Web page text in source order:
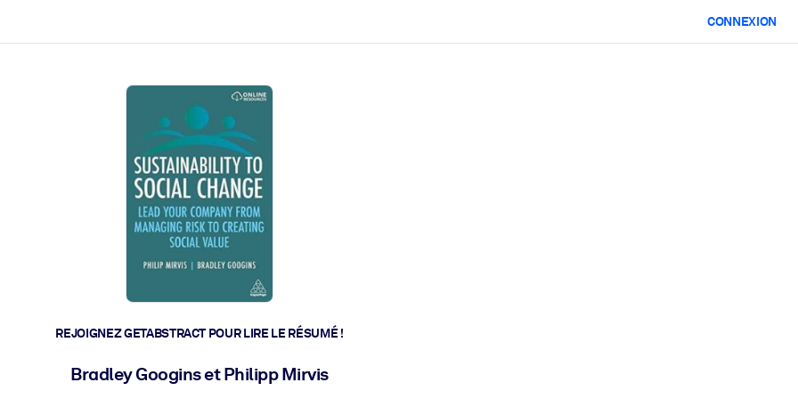
CONNEXION
REJOIGNEZ GETABSTRACT POUR LIRE LE RÉSUMÉ !
Bradley Googins et Philipp Mirvis